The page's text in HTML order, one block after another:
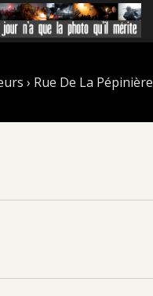
› Rue De La Pépinière